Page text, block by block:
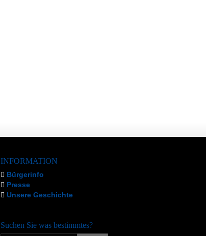
INFORMATION
Bürgerinfo
Presse
Unsere Geschichte
Suchen Sie was bestimmtes?